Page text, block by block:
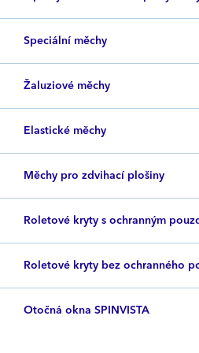
Speciální měchy
Žaluziové měchy
Elastické měchy
Měchy pro zdvihací plošiny
Roletové kryty s ochranným
Roletové kryty bez ochranného
Otočná okna SPINVISTA